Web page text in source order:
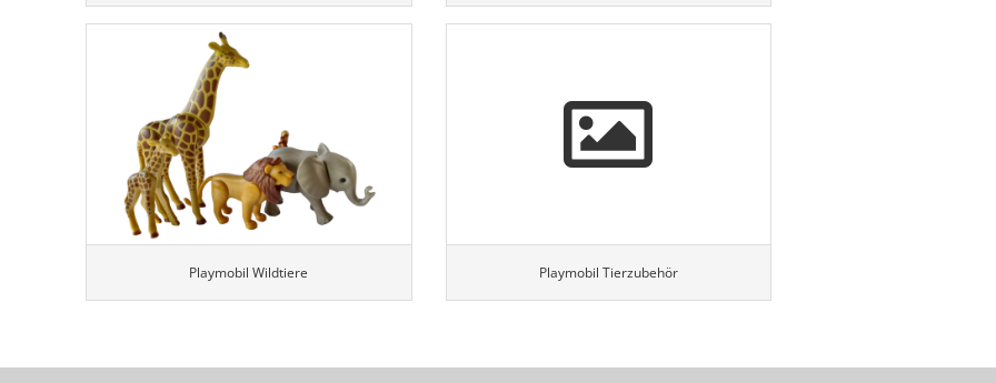
Playmobil Wildtiere Playmobil Tierzubehör